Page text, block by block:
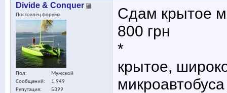
Divide & Conquer
Постоялец форума
Пол
Мужской
Сообщений
1,949
Репутация
5399
Сдам крытое
800 грн
*
крытое,
микроавтобуса